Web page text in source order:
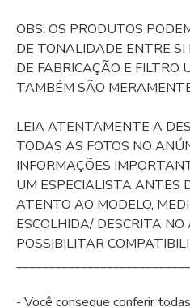
OBS: OS PRODUTOS
DE TONALIDADE ENTRE SI
DE FABRICAÇÃO E FILTRO
TAMBÉM SÃO
LEIA ATENTAMENTE A
TODAS AS FOTOS NO
INFORMAÇÕES
UM ESPECIALISTA ANTES
ATENTO AO MODELO,
ESCOLHIDA/ DESCRITA
POSSIBILITAR
- Você consegue conferir